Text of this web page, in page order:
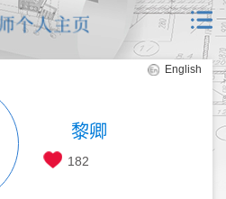
English
黎卿
182